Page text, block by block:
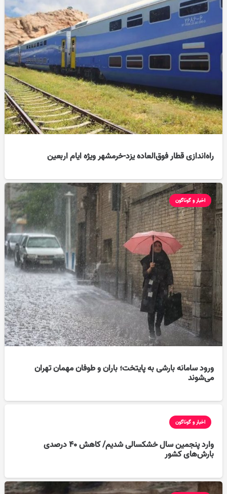
راه‌اندازی قطار فوق‌العاده یزد-خرمشهر ویژه ایام اربعین
اخبار و گوناگون
ورود سامانه بارشی به پایتخت؛ باران و طوفان مهمان تهران
می‌شوند
اخبار و گوناگون
وارد پنجمین سال خشکسالی شدیم/ کاهش ۴۰ درصدی
بارش‌های کشور